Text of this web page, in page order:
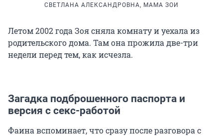
СВЕТЛАНА АЛЕКСАНДРОВНА, МАМА ЗОИ
Летом 2002 года Зоя сняла комнату и уехала из
родительского дома. Там она прожила две-три
недели перед тем, как исчезла.
Загадка подброшенного паспорта и
версия с секс-работой
Фаина вспоминает, что сразу после разговора с